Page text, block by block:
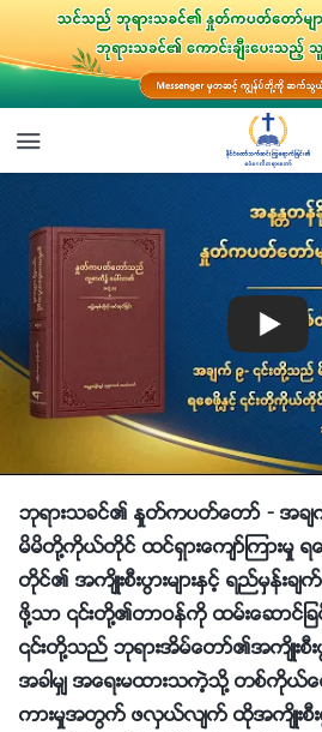
ဘုရားသခင္၏ ႏႈတ္ကပတ္ေတာ္ - အ
မိမိတို႔ကိုယ္တိုင္ ထင္ရွားေက်ာ္ၾကားမႈ
တိုင္၏ အက်ိဳးစီးပြားမ်ားႏွင့္ ရည္မွန္းခ်
ဖို႔သာ ၎တို႔၏တာဝန္ကို ထမ္းေဆာင္ျခ
၎တို႔သည္ ဘုရားအိမ္ေတာ္၏အက်ိဳးစီး
အခါမွ် အေရးမထားသကဲ့သို႔ တစ္ကိုယ္ေ
ကားမႈအတြက္ ဖလွယ္လ်က္ ထိုအက်ိဳးစီးပြ